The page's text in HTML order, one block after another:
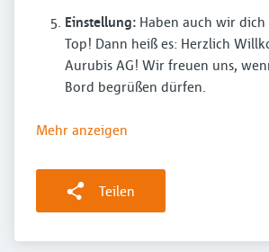
Einstellung: Haben auch wir
Top! Dann heiß es: Herzlich
Aurubis AG! Wir freuen uns,
Bord begrüßen dürfen.
Mehr anzeigen
Teilen